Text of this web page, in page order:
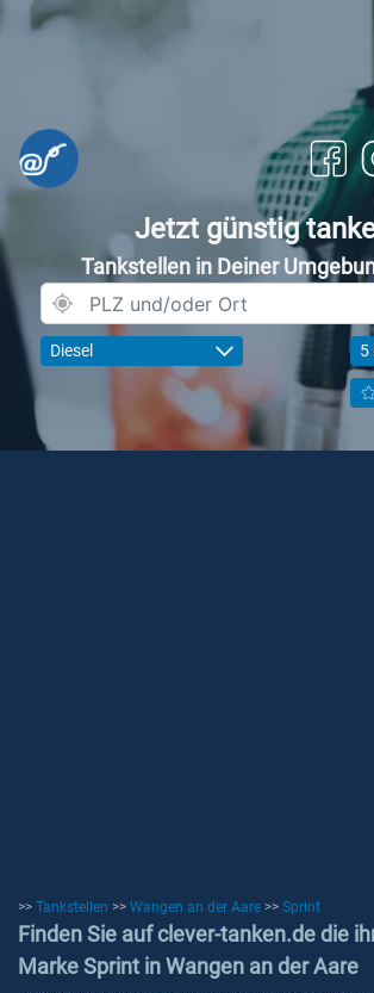
Jetzt günstig
Tankstellen in Deiner
Diesel 5
>> Tankstellen >> Wangen an der Aare >> Sprint
Finden Sie auf clever-tanken.de die
Marke Sprint in Wangen an der Aare